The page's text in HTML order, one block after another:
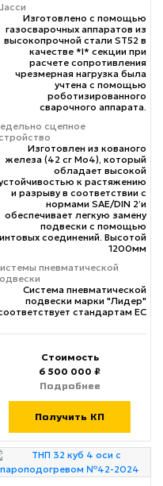
Изготовлено с помощью
газосварочных аппаратов из
высокопрочной стали ST52 в
качестве *I* секции при
расчете сопротивления
чрезмерная нагрузка была
учтена с помощью
роботизированного
сварочного аппарата.
сцепное
Изготовлен из кованого
железа (42 cr Mo4), который
обладает высокой
к растяжению
и разрыву в соответствии с
нормами SAE/DIN 2’и
обеспечивает легкую замену
подвески с помощью
соединений. Высотой
1200мм
пневматической
Система пневматической
подвески марки "Лидер"
стандартам ЕС
Стоимость
6 500 000 ₽
Подробнее
Получить КП